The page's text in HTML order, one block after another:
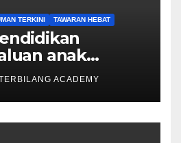
TERKINI TAWARAN HEBAT
anak
peringkat
ACADEMY